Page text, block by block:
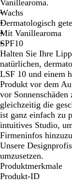
a
r
z
g
e
g
r
ü
n
r
a
n
s
p
a
r
e
n
t
s
p
a
r
e
n
t
i
s
t
r
a
n
s
p
a
r
e
n
t
g
e
t
r
a
n
s
p
a
r
e
n
t
s
i
a
g
r
ü
n
t
r
a
n
s
p
a
r
e
n
t
Vanillearoma.
Wachs
Dermatologisch
Mit Vanillearoma
SPF10
Halten Sie Ihre
natürlichen,
LSF 10 und einem
Produkt vor dem
vor Sonnenschäden
gleichzeitig die
ist ganz einfach zu
intuitives Studio,
Firmeninfos
Unsere
umzusetzen.
Produktmerkmale
Produkt-ID